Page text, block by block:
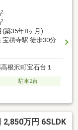
2
2
(築35年8ヶ月)
宝積寺駅 徒歩30分
根沢町宝石台１
駐車2台
2,850万円 6SLDK